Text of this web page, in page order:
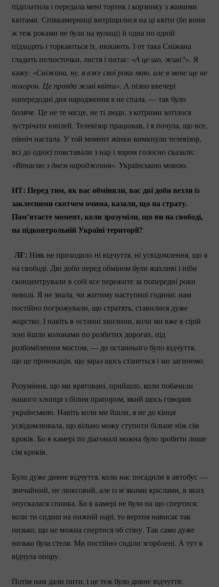
підплатила і передала мені тортик і корзинку з живими
квітами. Співкамерниці витріщилися на ці квіти (бо вони
ж теж роками не були на вулиці) й одна по одній
підходять і торкаються їх, нюхають. І от така Сніжана
гладить пелюсточки, листя і питає: «А це шо, живі?». Я
кажу: «Сніжана, ну, я вже свої роки маю, але в мене ще не
похорон. Це правда живі квіти». А пізно ввечері
напередодні дня народження я не спала, — так було
боляче. Це не те місце, не ті люди, з котрими хотілося
зустрічати ювілей. Телевізор працював, і я почула, що все,
північ настала. У той момент жінки вимкнули телевізор,
всі до однієї повставали з нар і хором голосно сказали:
«Вітаємо з днем народження». Українською мовою.
НТ: Перед тим, як вас обміняли, вас дві доби везли із
заклеєними скотчем очима, казали, що на страту.
Пам’ятаєте момент, коли зрозуміли, що ви на свободі,
на підконтрольній Україні території?
ЛГ: Ніяк не приходило ні відчуття, ні усвідомлення, що я
на свободі. Дві доби перед обміном були жахливі і ніби
сконцентрували в собі все пережите за попередні роки
неволі. Я не знала, чи житиму наступної години: нам
постійно погрожували, що стратять, ставилися дуже
жорстко. І навіть в останні хвилини, коли ми вже в сірій
зоні йшли колонами по розбитих дорогах, під
розбомбленим мостом, — до останнього було відчуття,
що це провокація, що зараз щось станеться і ми загинемо.
Розуміння, що ми врятовані, прийшло, коли побачили
нашого хлопця з білим прапором, який щось говорив
українською. Навіть коли ми йшли, я не до кінця
усвідомлювала, що вільно можу ступити більше ніж сім
кроків. Бо в камері по діагоналі можна було зробити лише
сім кроків.
Було дуже дивне відчуття, коли нас посадили в автобус —
звичайний, не люксовий, але із м’якими кріслами, в яких
опускалася спинка. Бо в камері не було на що спертися:
коли ти сидиш на нижній нарі, то верхня нависає так
низько, що не можна спертися об стіну. Так само дуже
низько була стеля. Ми постійно сиділи згорблені. А тут я
відчула опору.
Потім нам дали пити, і це теж було дивне відчуття: